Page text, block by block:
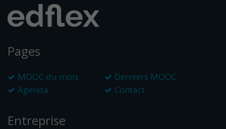
Pages
MOOC du mois
Derniers MOOC
Agenda
Contact
Entreprise